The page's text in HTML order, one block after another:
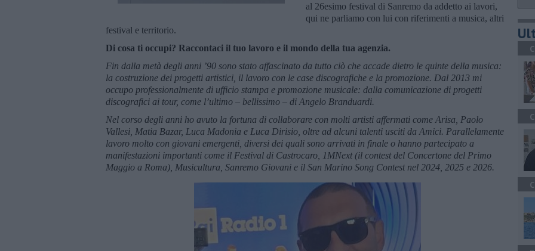
al 26esimo festival di Sanremo da addetto ai lavori,
qui ne parliamo con lui con riferimenti a musica, altri
festival e territorio.
Di cosa ti occupi? Raccontaci il tuo lavoro e il mondo della tua agenzia.
Fin dalla metà degli anni ’90 sono stato affascinato da tutto ciò che accade dietro le quinte della musica:
la costruzione dei progetti artistici, il lavoro con le case discografiche e la promozione. Dal 2013 mi
occupo professionalmente di ufficio stampa e promozione musicale: dalla comunicazione di progetti
discografici ai tour, come l’ultimo – bellissimo – di Angelo Branduardi.
Nel corso degli anni ho avuto la fortuna di collaborare con molti artisti affermati come Arisa, Paolo
Vallesi, Matia Bazar, Luca Madonia e Luca Dirisio, oltre ad alcuni talenti usciti da Amici. Parallelamente
lavoro molto con giovani emergenti, diversi dei quali sono arrivati in finale o hanno partecipato a
manifestazioni importanti come il Festival di Castrocaro, 1MNext (il contest del Concertone del Primo
Maggio a Roma), Musicultura, Sanremo Giovani e il San Marino Song Contest nel 2024, 2025 e 2026.